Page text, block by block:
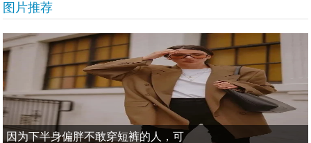
图片推荐
因为下半身偏胖不敢穿短裤的人，可